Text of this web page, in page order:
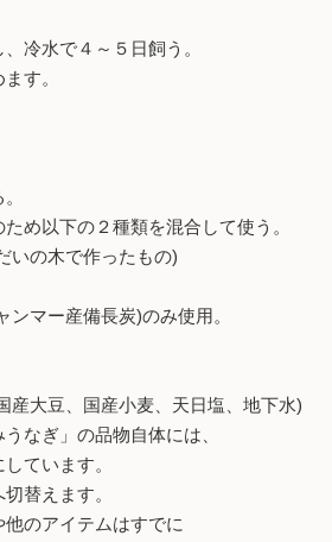
冷水で４～５日飼う。
す。
め以下の２種類を混合して使う。
の木で作ったもの)
マー産備長炭)のみ使用。
国産小麦、天日塩、地下水)
ぎ」の品物自体には、
います。
えます。
イテムはすでに